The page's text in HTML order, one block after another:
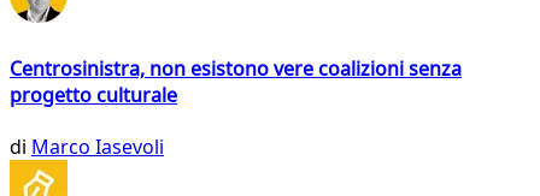
Centrosinistra, non esistono vere coalizioni senza
progetto culturale
di Marco Iasevoli